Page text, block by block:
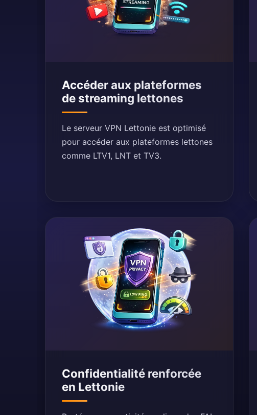
Accéder aux plateformes
de streaming lettones
Le serveur VPN Lettonie est optimisé
pour accéder aux plateformes lettones
comme LTV1, LNT et TV3.
Confidentialité renforcée
en Lettonie